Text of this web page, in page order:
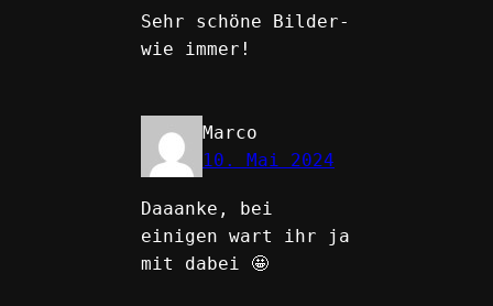
Sehr schöne Bilder-
wie immer!
Marco
10. Mai 2024
Daaanke, bei
einigen wart ihr ja
mit dabei 🤩